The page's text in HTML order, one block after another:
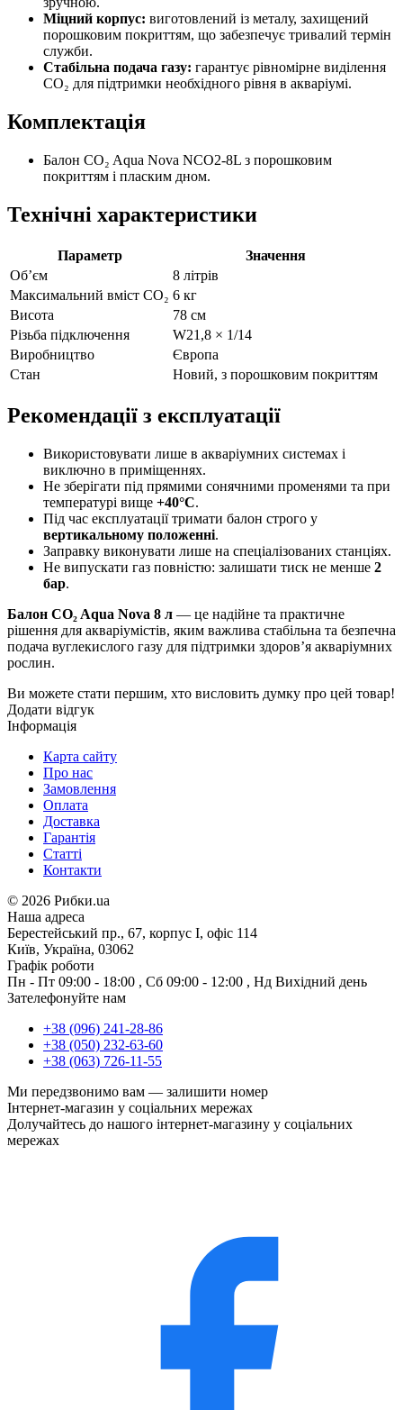
Міцний корпус: виготовлений із металу, захищений
порошковим покриттям, що забезпечує тривалий термін
служби.
Стабільна подача газу: гарантує рівномірне виділення
CO₂ для підтримки необхідного рівня в акваріумі.
Комплектація
Балон CO₂ Aqua Nova NCO2-8L з порошковим
покриттям і пласким дном.
Технічні характеристики
Параметр
Значення
Об’єм
8 літрів
Максимальний вміст CO₂ 6 кг
Висота
78 см
Різьба підключення
W21,8 × 1/14
Виробництво
Європа
Стан
Новий, з порошковим покриттям
Рекомендації з експлуатації
Використовувати лише в акваріумних системах і
виключно в приміщеннях.
Не зберігати під прямими сонячними променями та при
температурі вище +40°C.
Під час експлуатації тримати балон строго у
вертикальному положенні.
Заправку виконувати лише на спеціалізованих станціях.
Не випускати газ повністю: залишати тиск не менше 2
бар.
Балон CO₂ Aqua Nova 8 л — це надійне та практичне
рішення для акваріумістів, яким важлива стабільна та безпечна
подача вуглекислого газу для підтримки здоров’я акваріумних
рослин.
Ви можете стати першим, хто висловить думку про цей товар!
Додати відгук
Інформація
Карта сайту
Про нас
Замовлення
Оплата
Доставка
Гарантія
Статті
Контакти
© 2026 Рибки.ua
Наша адреса
Берестейський пр., 67, корпус І, офіс 114
Київ, Україна, 03062
Графік роботи
Пн - Пт 09:00 - 18:00 , Сб 09:00 - 12:00 , Нд Вихідний день
Зателефонуйте нам
+38 (096) 241-28-86
+38 (050) 232-63-60
+38 (063) 726-11-55
Ми передзвонимо вам — залишити номер
Інтернет-магазин у соціальних мережах
Долучайтесь до нашого інтернет-магазину у соціальних
мережах